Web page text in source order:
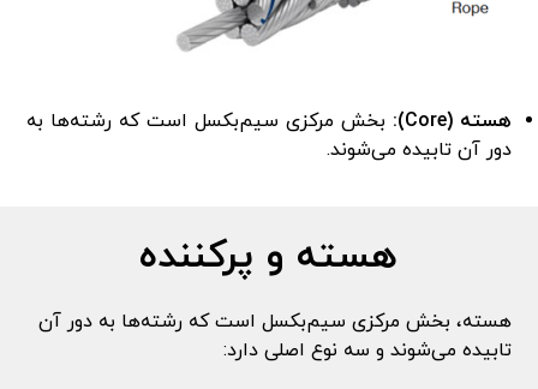
هسته (Core):
بخش مرکزی سیم‌بکسل است که رشته‌ها به
دور آن تابیده می‌شوند.
هسته و پرکننده
هسته، بخش مرکزی سیم‌بکسل است که رشته‌ها به دور آن
تابیده می‌شوند و سه نوع اصلی دارد: